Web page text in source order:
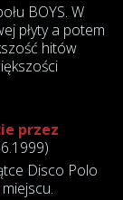
BOYS. W
płyty a potem
hitów
przez
Disco Polo